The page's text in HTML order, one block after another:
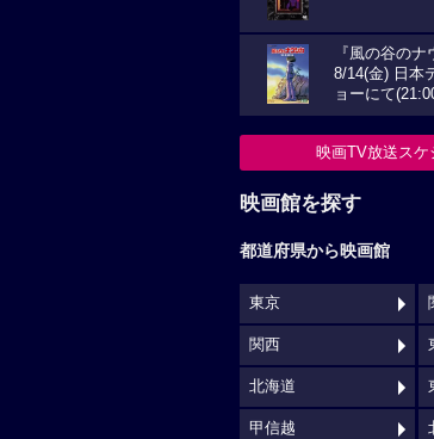
『風の谷のナ
8/14(金) 日本
ョーにて
映画TV放送スケ
映画館を探す
都道府県から映画館
東京
関西
北海道
甲信越